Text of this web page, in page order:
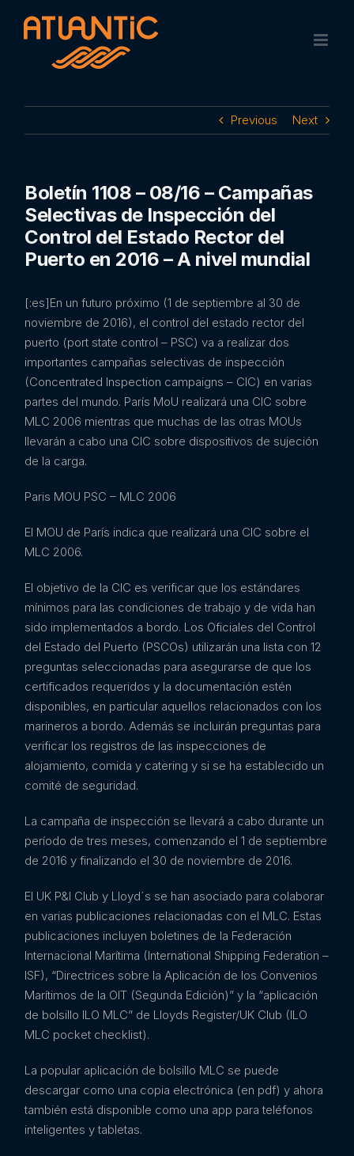
Previous Next
Boletín 1108 – 08/16 – Campañas
Selectivas de Inspección del
Control del Estado Rector del
Puerto en 2016 – A nivel mundial
[:es]En un futuro próximo (1 de septiembre al 30 de
noviembre de 2016), el control del estado rector del
puerto (port state control – PSC) va a realizar dos
importantes campañas selectivas de inspección
(Concentrated Inspection campaigns – CIC) en varias
partes del mundo. París MoU realizará una CIC sobre
MLC 2006 mientras que muchas de las otras MOUs
llevarán a cabo una CIC sobre dispositivos de sujeción
de la carga.
Paris MOU PSC – MLC 2006
El MOU de París indica que realizará una CIC sobre el
MLC 2006.
El objetivo de la CIC es verificar que los estándares
mínimos para las condiciones de trabajo y de vida han
sido implementados a bordo. Los Oficiales del Control
del Estado del Puerto (PSCOs) utilizarán una lista con 12
preguntas seleccionadas para asegurarse de que los
certificados requeridos y la documentación estén
disponibles, en particular aquellos relacionados con los
marineros a bordo. Además se incluirán preguntas para
verificar los registros de las inspecciones de
alojamiento, comida y catering y si se ha establecido un
comité de seguridad.
La campaña de inspección se llevará a cabo durante un
período de tres meses, comenzando el 1 de septiembre
de 2016 y finalizando el 30 de noviembre de 2016.
El UK P&I Club y Lloyd´s se han asociado para colaborar
en varias publicaciones relacionadas con el MLC. Estas
publicaciones incluyen boletines de la Federación
Internacional Marítima (International Shipping Federation –
ISF), “Directrices sobre la Aplicación de los Convenios
Marítimos de la OIT (Segunda Edición)” y la “aplicación
de bolsillo ILO MLC” de Lloyds Register/UK Club (ILO
MLC pocket checklist).
La popular aplicación de bolsillo MLC se puede
descargar como una copia electrónica (en pdf) y ahora
también está disponible como una app para teléfonos
inteligentes y tabletas.